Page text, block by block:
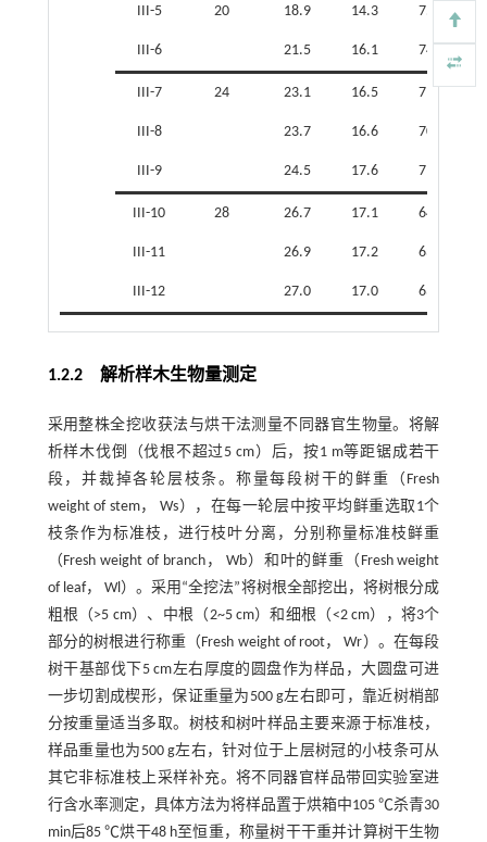
III-5 20 18.9 14.3 75.8
III-6 21.5 16.1 74.9
III-7 24 23.1 16.5 71.3
III-8 23.7 16.6 70.0
III-9 24.5 17.6 71.8
III-10 28 26.7 17.1 64.1
III-11 26.9 17.2 63.7
III-12 27.0 17.0 63.0
1.2.2 解析样木生物量测定
采用整株全挖收获法与烘干法测量不同器官生物量。将解
析样木伐倒（伐根不超过5 cm）后，按1 m等距锯成若干
段，并裁掉各轮层枝条。称量每段树干的鲜重（Fresh
weight of stem， Ws），在每一轮层中按平均鲜重选取1个
枝条作为标准枝，进行枝叶分离，分别称量标准枝鲜重
（Fresh weight of branch， Wb）和叶的鲜重（Fresh weight
of leaf， Wl）。采用“全挖法”将树根全部挖出，将树根分成
粗根（>5 cm）、中根（2~5 cm）和细根（<2 cm），将3个
部分的树根进行称重（Fresh weight of root， Wr）。在每段
树干基部伐下5 cm左右厚度的圆盘作为样品，大圆盘可进
一步切割成楔形，保证重量为500 g左右即可，靠近树梢部
分按重量适当多取。树枝和树叶样品主要来源于标准枝，
样品重量也为500 g左右，针对位于上层树冠的小枝条可从
其它非标准枝上采样补充。将不同器官样品带回实验室进
行含水率测定，具体方法为将样品置于烘箱中105 ℃杀青30
min后85 ℃烘干48 h至恒重，称量树干干重并计算树干生物